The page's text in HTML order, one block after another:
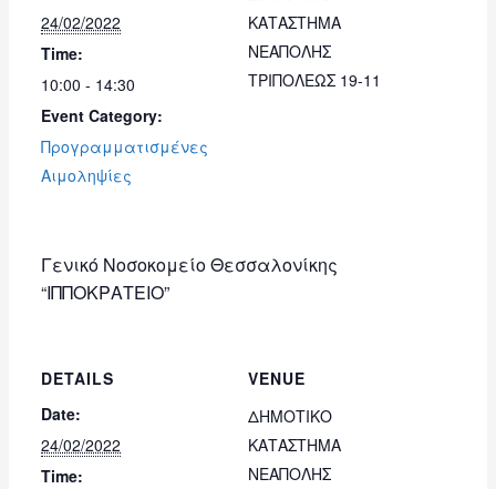
24/02/2022
Time:
10:00 - 14:30
Event Category:
Προγραμματισμένες
Αιμοληψίες
ΚΑΤΑΣΤΗΜΑ
ΝΕΑΠΟΛΗΣ
ΤΡΙΠΟΛΕΩΣ 19-11
Γενικό Νοσοκομείο Θεσσαλονίκης
“ΙΠΠΟΚΡΑΤΕΙΟ”
DETAILS
Date:
24/02/2022
Time:
VENUE
ΔΗΜΟΤΙΚΟ
ΚΑΤΑΣΤΗΜΑ
ΝΕΑΠΟΛΗΣ